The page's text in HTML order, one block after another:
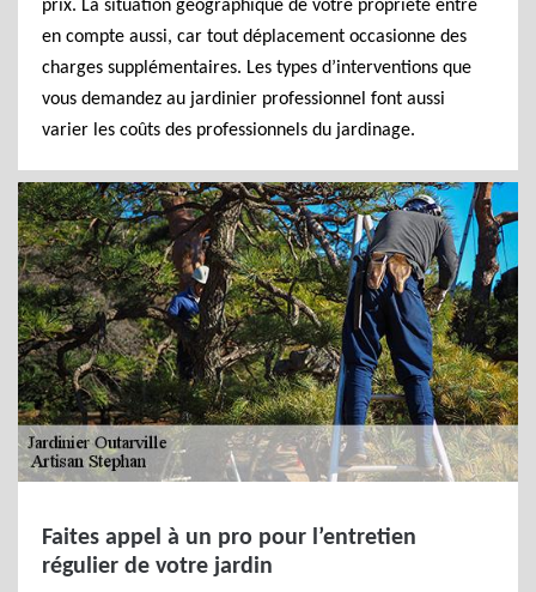
prix. La situation géographique de votre propriété entre
en compte aussi, car tout déplacement occasionne des
charges supplémentaires. Les types d’interventions que
vous demandez au jardinier professionnel font aussi
varier les coûts des professionnels du jardinage.
Faites appel à un pro pour l’entretien
régulier de votre jardin